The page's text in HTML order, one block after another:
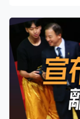
多，包含兩部
可以錯多過五
動電訊裝置？
區，以及如何
路線最直接？
道路使用者守
例如駛過水浸